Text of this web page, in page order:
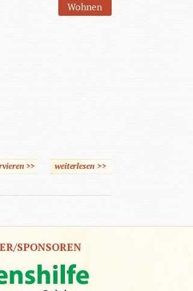
Wohnen
>> weiterlesen
über Wohnstätten für
>>
SPONSOREN